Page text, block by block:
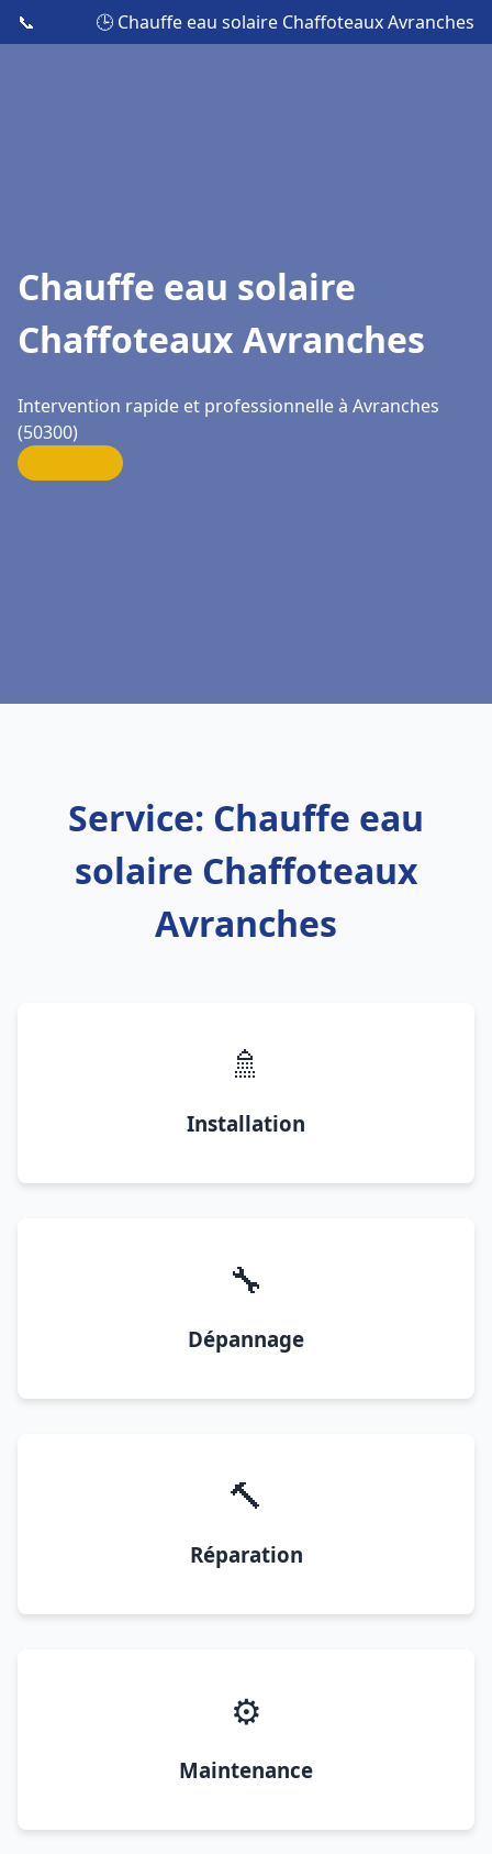
📞 🕒 Chauffe eau solaire Chaffoteaux Avranches
Chauffe eau solaire
Chaffoteaux Avranches
Intervention rapide et professionnelle à Avranches
(50300)
Service: Chauffe eau
solaire Chaffoteaux
Avranches
🚿
Installation
🔧
Dépannage
🔨
Réparation
⚙️
Maintenance